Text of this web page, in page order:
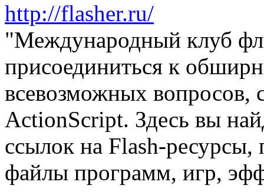
http://flasher.ru/
"Международный клуб
присоединиться к
всевозможных вопросов,
ActionScript. Здесь вы
ссылок на Flash-
файлы программ, игр,